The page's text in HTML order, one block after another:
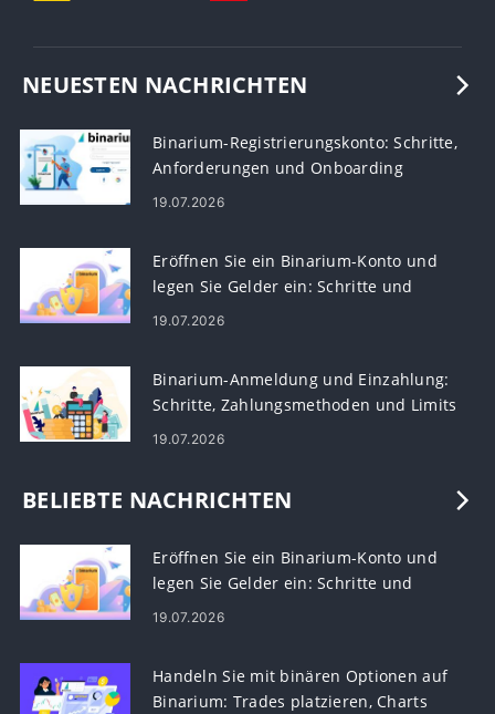
NEUESTEN NACHRICHTEN
Binarium-Registrierungskonto: Schritte,
Anforderungen und Onboarding
19.07.2026
Eröffnen Sie ein Binarium-Konto und
legen Sie Gelder ein: Schritte und
Anforderungen
19.07.2026
Binarium-Anmeldung und Einzahlung:
Schritte, Zahlungsmethoden und Limits
19.07.2026
BELIEBTE NACHRICHTEN
Eröffnen Sie ein Binarium-Konto und
legen Sie Gelder ein: Schritte und
Anforderungen
19.07.2026
Handeln Sie mit binären Optionen auf
Binarium: Trades platzieren, Charts